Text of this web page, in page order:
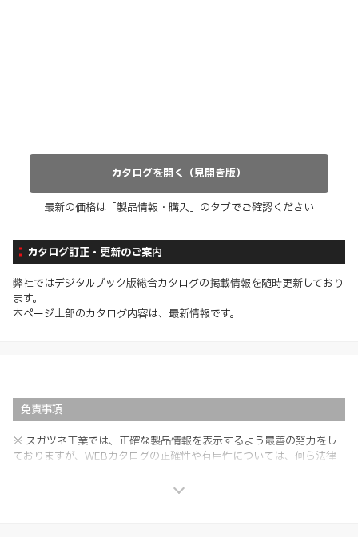
カタログを開く（見開き版）
最新の価格は「製品情報・購入」のタブでご確認ください
カタログ訂正・更新のご案内
弊社ではデジタルブック版総合カタログの掲載情報を随時更新しており
ます。
本ページ上部のカタログ内容は、最新情報です。
免責事項
※ スガツネ工業では、正確な製品情報を表示するよう最善の努力をし
ておりますが、WEBカタログの正確性や有用性については、何ら法律